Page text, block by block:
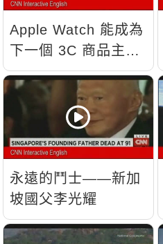
Apple Watch 能成為
下一個 3C 商品主
流？
永遠的鬥士——新加
坡國父李光耀